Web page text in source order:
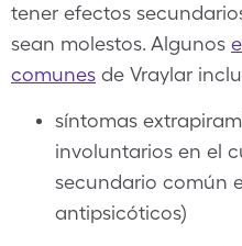
tener efectos
sean molestos. Algunos
comunes de Vraylar
síntomas
involuntarios en el
secundario común
antipsicóticos)